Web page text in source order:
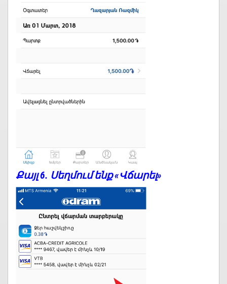
Քայլ 6. Սեղմում ենք «Վճարել»